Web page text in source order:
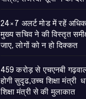
24×7 अलर्ट मोड में रहें
मुख्य सचिव ने की विस्तृत
जाए, लोगों को न हो दिक्कत
459 करोड़ से एचएनबी
होगी सुदृढ,उच्च शिक्षा मंत्री
शिक्षा मंत्री से की मुलाकात